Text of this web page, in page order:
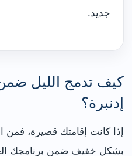
جديد.
كيف تدمج الليل
إدنبرة؟
إذا كانت إقامتك قصيرة، فمن
بشكل خفيف ضمن برنامجك